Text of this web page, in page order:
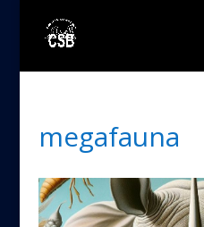
megafauna